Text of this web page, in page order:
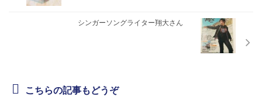
シンガーソングライター翔大さん
こちらの記事もどうぞ